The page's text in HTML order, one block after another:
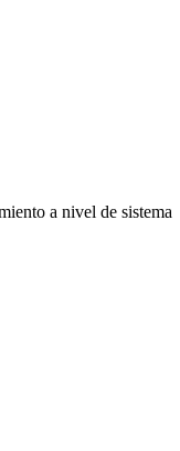
a nivel de sistema